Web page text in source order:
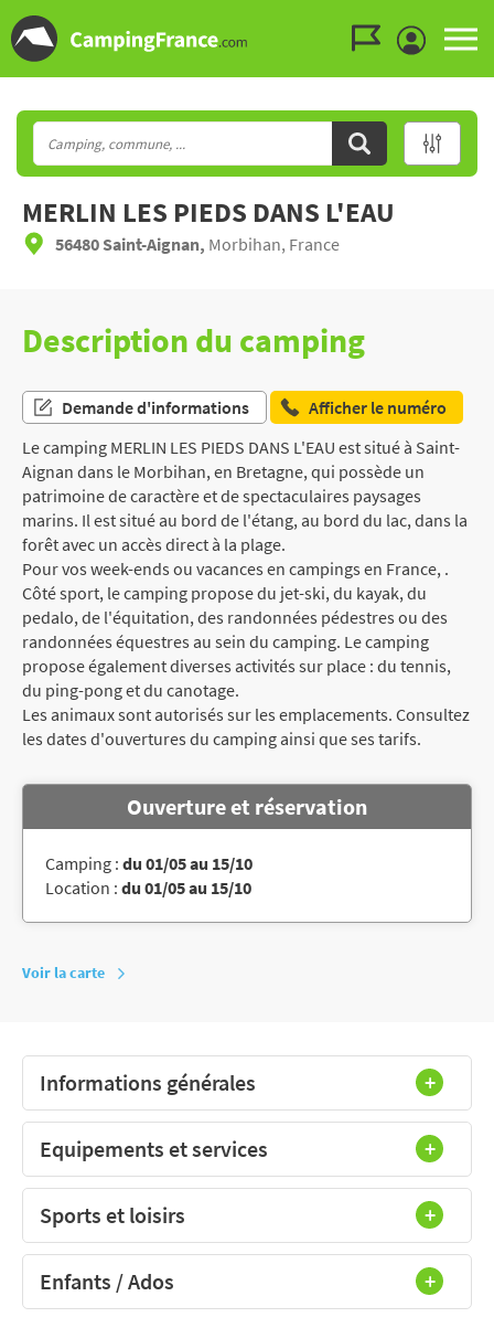
MERLIN LES PIEDS DANS L'EAU
56480 Saint-Aignan, Morbihan, France
Description du camping
Demande d'informations
Afficher le numéro
Le camping MERLIN LES PIEDS DANS L'EAU est situé à Saint-
Aignan dans le Morbihan, en Bretagne, qui possède un
patrimoine de caractère et de spectaculaires paysages
marins. Il est situé au bord de l'étang, au bord du lac, dans la
forêt avec un accès direct à la plage.
Pour vos week-ends ou vacances en campings en France, .
Côté sport, le camping propose du jet-ski, du kayak, du
pedalo, de l'équitation, des randonnées pédestres ou des
randonnées équestres au sein du camping. Le camping
propose également diverses activités sur place : du tennis,
du ping-pong et du canotage.
Les animaux sont autorisés sur les emplacements. Consultez
les dates d'ouvertures du camping ainsi que ses tarifs.
Ouverture et réservation
Camping : du 01/05 au 15/10
Location : du 01/05 au 15/10
Voir la carte
Informations générales
Equipements et services
Sports et loisirs
Enfants / Ados